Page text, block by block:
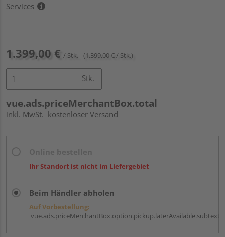
Services
1.399,00 € / Stk. (1.399,00 € / Stk.)
Stk.
vue.ads.priceMerchantBox.total
inkl. MwSt. kostenloser Versand
Ihr Standort ist nicht im Liefergebiet
Beim Händler abholen
Auf Vorbestellung:
vue.ads.priceMerchantBox.option.pickup.laterAvailable.subtext